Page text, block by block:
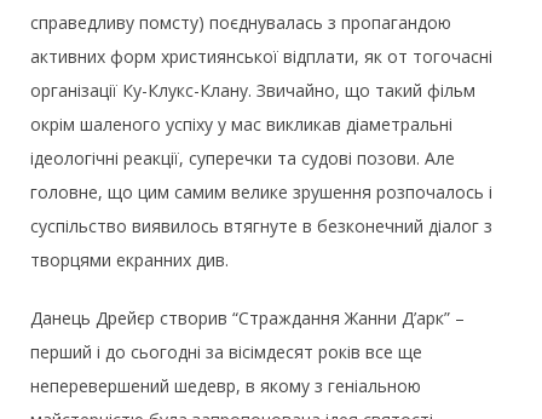
справедливу помсту) поєднувалась з пропагандою
активних форм християнської відплати, як от тогочасні
організації Ку-Клукс-Клану. Звичайно, що такий фільм
окрім шаленого успіху у мас викликав діаметральні
ідеологічні реакції, суперечки та судові позови. Але
головне, що цим самим велике зрушення розпочалось і
суспільство виявилось втягнуте в безконечний діалог з
творцями екранних див.
Данець Дрейєр створив “Страждання Жанни Д’арк” –
перший і до сьогодні за вісімдесят років все ще
неперевершений шедевр, в якому з геніальною